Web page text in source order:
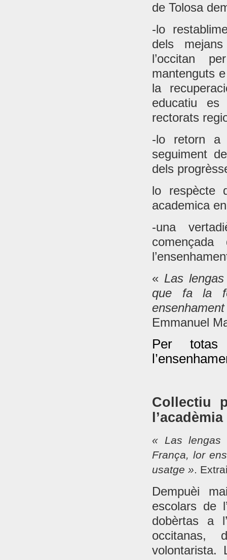
de Tolosa
-lo
dels
l’occitan
mantenguts
la
educatiu es
rectorats
-lo retorn a
seguiment
dels
lo respècte
academica
-una
« Las
que fa la
Emmanuel
Per totas
Collectiu
« Las lengas
França, lor
usatge ».
Dempuèi
escolars de
dobèrtas a
occitanas,